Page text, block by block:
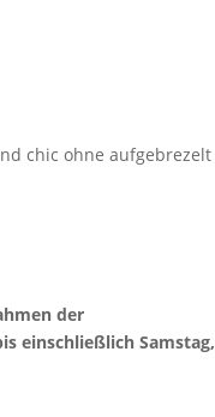
chic ohne aufgebrezelt
der
einschließlich Samstag,